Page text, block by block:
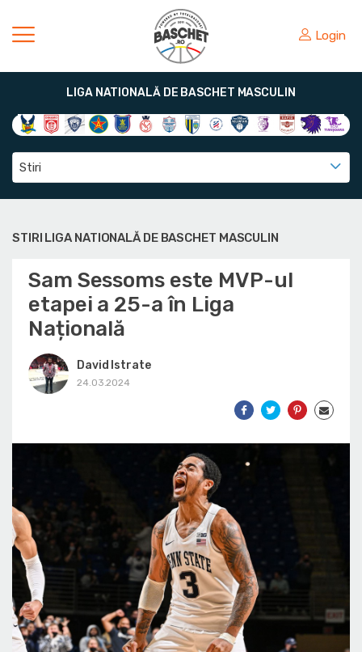
Login
LIGA NATIONALĂ DE BASCHET MASCULIN
Stiri
STIRI LIGA NATIONALĂ DE BASCHET MASCULIN
Sam Sessoms este MVP-ul
etapei a 25-a în Liga
Națională
David Istrate
24.03.2024